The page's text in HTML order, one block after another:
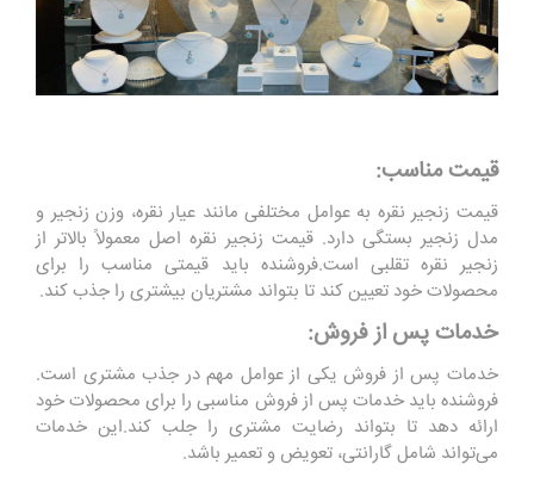
قیمت مناسب:
قیمت زنجیر نقره به عوامل مختلفی مانند عیار نقره، وزن زنجیر و
مدل زنجیر بستگی دارد. قیمت زنجیر نقره اصل معمولاً بالاتر از
زنجیر نقره تقلبی است.فروشنده باید قیمتی مناسب را برای
محصولات خود تعیین کند تا بتواند مشتریان بیشتری را جذب کند.
خدمات پس از فروش:
خدمات پس از فروش یکی از عوامل مهم در جذب مشتری است.
فروشنده باید خدمات پس از فروش مناسبی را برای محصولات خود
ارائه دهد تا بتواند رضایت مشتری را جلب کند.این خدمات
می‌تواند شامل گارانتی، تعویض و تعمیر باشد.